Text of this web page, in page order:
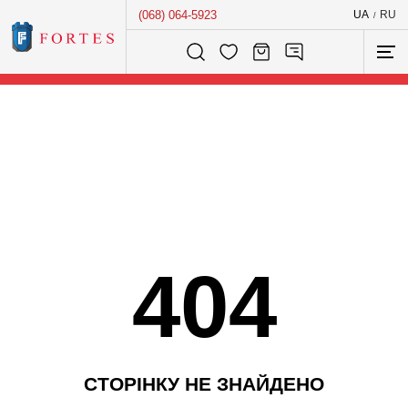
(068) 064-5923 UA / RU
Розумний пошук...
404
СТОРІНКУ НЕ ЗНАЙДЕНО